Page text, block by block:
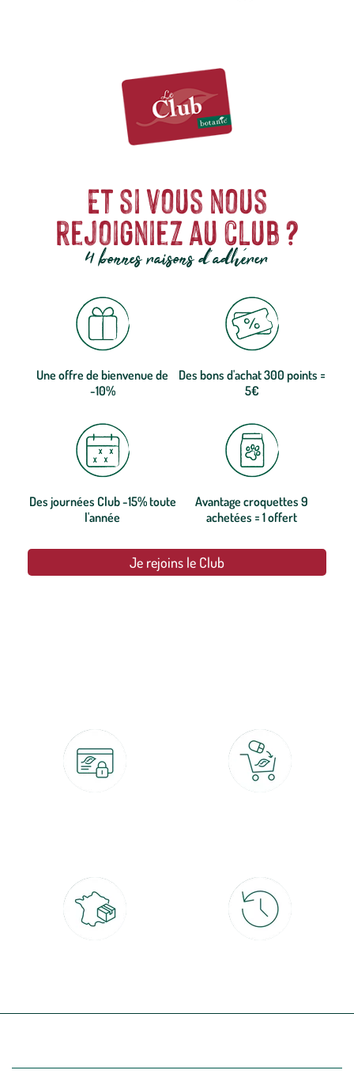
Et si vous nous
rejoigniez au club ?
4 bonnes raisons d'adhérer
Une offre de bienvenue de
-10%
Des bons d'achat 300 points =
5€
Des journées Club -15% toute
l'année
Avantage croquettes 9
achetées = 1 offert
Je rejoins le Club